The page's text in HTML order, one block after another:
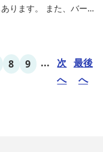
ります。 また、バーベ
けます！ 皆さん、ぜひ
8 9 ...
次
へ
最後
へ